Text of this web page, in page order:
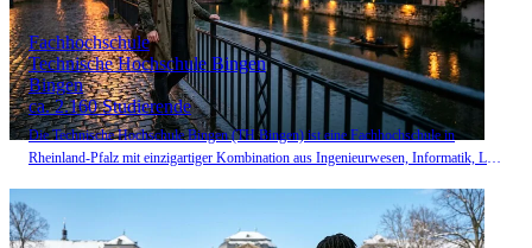
Fachhochschule
Technische Hochschule Bingen
Bingen
ca. 2.160 Studierende
Die Technische Hochschule Bingen (TH Bingen) ist eine Fachhochschule in
Rheinland-Pfalz mit einzigartiger Kombination aus Ingenieurwesen, Informatik, Life